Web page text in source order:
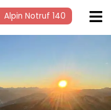
Alpin Notruf 140